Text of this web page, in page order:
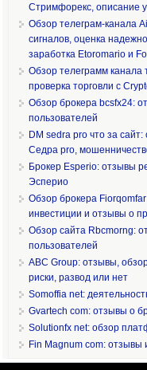
Стримфорекс, описание
Обзор телеграм-канала
сигналов, оценка
заработка Etoromario и
Обзор телеграмм канала
проверка торговли с
Обзор брокера bcsfx24:
пользователей
DM sedra pro что за
Седра pro,
Брокер Esperio: отзывы
Эсперио
Обзор брокера
инвестиции и отзывы о
Обзор сайта Rbcmorng:
пользователей
ABC Group: отзывы,
риски, развод или нет
Somoffia net:
Gvartech com: отзывы о
Solutionfx net: обзор
Fin Magnum com: отзывы